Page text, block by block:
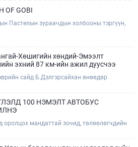
OF GOBI
Пастелын зураачдын холбооны тэргүүн,
байна.Хөшигийн хөндий-Эмээлт
эхний 87 км-ийн ажил дуусчээ
сайд Б.Дэлгэрсайхан өнөөдөр
ажлын явцтай танилцаж,
доод болон дээд бүтцийн үндсэн ажил
талбайд ажиллалаа.
100 НЭМЭЛТ АВТОБУС
оролцох мандаттай зочид, төлөөлөгчдийн